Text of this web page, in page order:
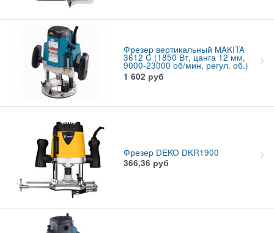
Фрезер вертикальный MAKITA
3612 C (1850 Вт, цанга 12 мм,
9000-23000 об/мин, регул. об.)
1 602 руб
Фрезер DEKO DKR1900
366,36 руб